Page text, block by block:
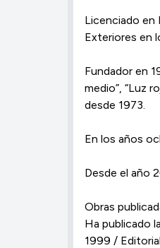
Licenciado en
Exteriores en
Fundador en
medio”, “Luz
desde 1973.
En los años
Desde el año
Obras
Ha publicado
1999 /